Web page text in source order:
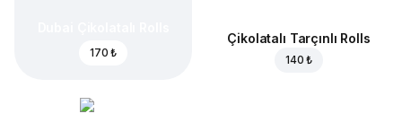
170 ₺
Çikolatalı Tarçınlı Rolls
140 ₺